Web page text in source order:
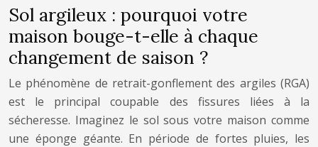
Sol argileux : pourquoi votre
maison bouge-t-elle à chaque
changement de saison ?
Le phénomène de retrait-gonflement des argiles (RGA)
est le principal coupable des fissures liées à la
sécheresse. Imaginez le sol sous votre maison comme
une éponge géante. En période de fortes pluies, les